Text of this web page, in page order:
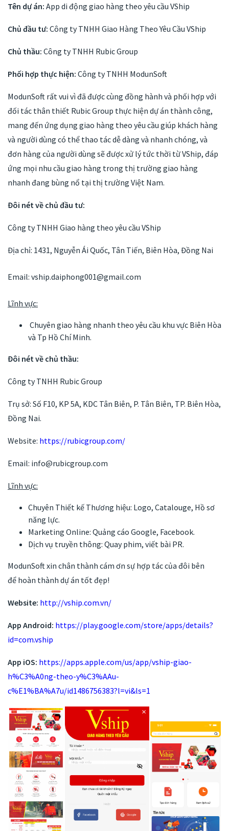
Tên dự án: App di động giao hàng theo yêu cầu VShip
Chủ đầu tư: Công ty TNHH Giao Hàng Theo Yêu Cầu VShip
Chủ thầu: Công ty TNHH Rubic Group
Phối hợp thực hiện: Công ty TNHH ModunSoft
ModunSoft rất vui vì đã được cùng đồng hành và phối hợp với
đối tác thân thiết Rubic Group thực hiện dự án thành công,
mang đến ứng dụng giao hàng theo yêu cầu giúp khách hàng
và người dùng có thể thao tác dễ dàng và nhanh chóng, và
đơn hàng của người dùng sẽ được xử lý tức thời từ VShip, đáp
ứng mọi nhu cầu giao hàng trong thị trường giao hàng
nhanh đang bùng nổ tại thị trường Việt Nam.
Đôi nét về chủ đầu tư:
Công ty TNHH Giao hàng theo yêu cầu VShip
Địa chỉ: 1431, Nguyễn Ái Quốc, Tân Tiến, Biên Hòa, Đồng Nai
Email: vship.daiphong001@gmail.com
Lĩnh vực:
Chuyên giao hàng nhanh theo yêu cầu khu vực Biên Hòa
và Tp Hồ Chí Minh.
Đôi nét về chủ thầu:
Công ty TNHH Rubic Group
Trụ sở: Số F10, KP 5A, KDC Tân Biên, P. Tân Biên, TP. Biên Hòa,
Đồng Nai.
Website: https://rubicgroup.com/
Email: info@rubicgroup.com
Lĩnh vực:
Chuyên Thiết kế Thương hiệu: Logo, Catalouge, Hồ sơ
năng lực.
Marketing Online: Quảng cáo Google, Facebook.
Dịch vụ truyền thông: Quay phim, viết bài PR.
ModunSoft xin chân thành cám ơn sự hợp tác của đôi bên
để hoàn thành dự án tốt đẹp!
Website: http://vship.com.vn/
App Android: https://play.google.com/store/apps/details?
id=com.vship
App iOS: https://apps.apple.com/us/app/vship-giao-
h%C3%A0ng-theo-y%C3%AAu-
c%E1%BA%A7u/id1486756383?l=vi&ls=1